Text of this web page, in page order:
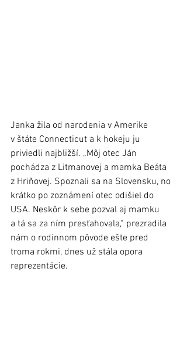
Janka žila od narodenia v Amerike
v štáte Connecticut a k hokeju ju
priviedli najbližší. „Môj otec Ján
pochádza z Litmanovej a mamka Beáta
z Hriňovej. Spoznali sa na Slovensku, no
krátko po zoznámení otec odišiel do
USA. Neskôr k sebe pozval aj mamku
a tá sa za ním presťahovala,“ prezradila
nám o rodinnom pôvode ešte pred
troma rokmi, dnes už stála opora
reprezentácie.